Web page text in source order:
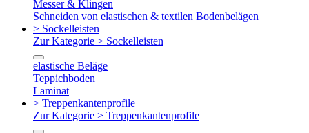
Messer & Klingen
Schneiden von elastischen & textilen Bodenbelägen
> Sockelleisten
Zur Kategorie > Sockelleisten
elastische Beläge
Teppichboden
Laminat
> Treppenkantenprofile
Zur Kategorie > Treppenkantenprofile